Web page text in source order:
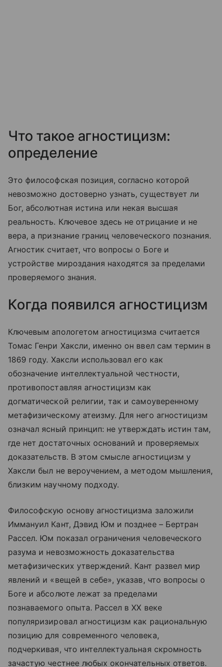
Что такое агностицизм:
определение
Это философская позиция, согласно которой
невозможно достоверно узнать, существует ли
Бог, абсолютная истина или некая высшая
реальность. Ключевое здесь не отрицание и не
вера, а признание границ человеческого познания.
Агностик считает, что вопросы о Боге и
устройстве мироздания находятся за пределами
проверяемого знания.
Когда появился агностицизм
Ключевым апологетом агностицизма считается
Томас Генри Хаксли, именно он ввел сам термин в
1869 году. Хаксли использовал его как
обозначение интеллектуальной честности,
противопоставляя агностицизм как
догматической религии, так и самоуверенному
метафизическому атеизму. Для него агностицизм
означал ясный принцип: не утверждать истин там,
где нет достаточных оснований и проверяемых
доказательств. В этом смысле агностицизм у
Хаксли был не вероучением, а методом мышления,
близким научному подходу.
Философскую основу агностицизма заложили
Иммануил Кант, Дэвид Юм и позднее – Бертран
Рассел. Юм показал ограничения человеческого
разума и невозможность доказательства
метафизических утверждений. Кант развел мир
явлений и «вещей в себе», указав, что вопросы о
Боге и абсолюте лежат за пределами
познаваемого опыта. Рассел в XX веке
популяризировал агностицизм как рациональную
позицию для современного человека,
подчеркивая, что интеллектуальная скромность
зачастую честнее любых окончательных ответов.